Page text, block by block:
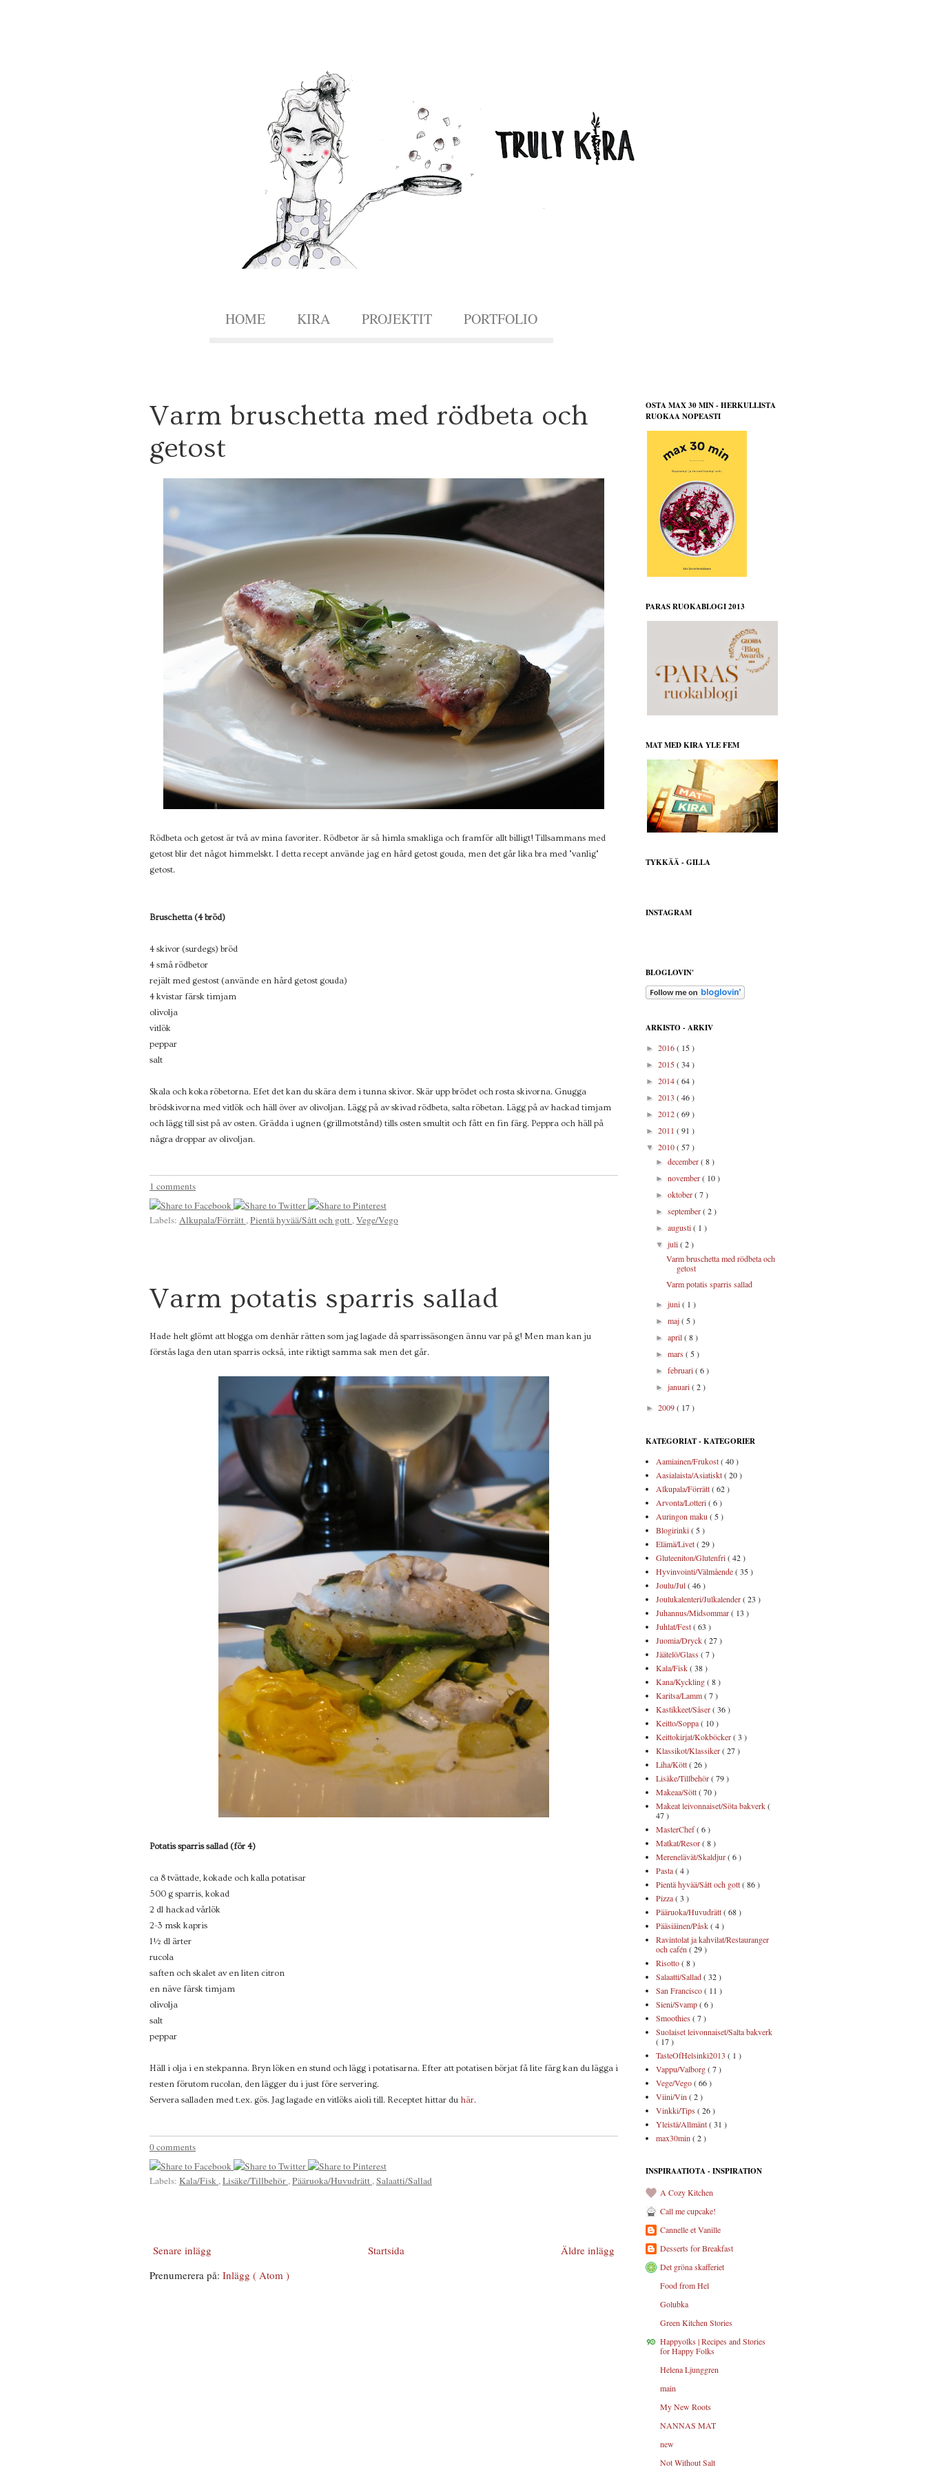
HOME KIRA PROJEKTIT PORTFOLIO
Varm bruschetta med rödbeta och
getost
Rödbeta och getost är två av mina favoriter. Rödbetor är så himla smakliga och framför allt billigt! Tillsammans med
getost blir det något himmelskt. I detta recept använde jag en hård getost gouda, men det går lika bra med "vanlig"
getost.
Bruschetta (4 bröd)
4 skivor (surdegs) bröd
4 små rödbetor
rejält med gestost (använde en hård getost gouda)
4 kvistar färsk timjam
olivolja
vitlök
peppar
salt
Skala och koka röbetorna. Efet det kan du skära dem i tunna skivor. Skär upp brödet och rosta skivorna. Gnugga
brödskivorna med vitlök och häll över av olivoljan. Lägg på av skivad rödbeta, salta röbetan. Lägg på av hackad timjam
och lägg till sist på av osten. Grädda i ugnen (grillmotstånd) tills osten smultit och fått en fin färg. Peppra och häll på
några droppar av olivoljan.
1 comments
Labels: Alkupala/Förrätt ,Pientä hyvää/Sått och gott ,Vege/Vego
Varm potatis sparris sallad
Hade helt glömt att blogga om denhär rätten som jag lagade då sparrissäsongen ännu var på g! Men man kan ju
förstås laga den utan sparris också, inte riktigt samma sak men det går.
Potatis sparris sallad (för 4)
ca 8 tvättade, kokade och kalla potatisar
500 g sparris, kokad
2 dl hackad vårlök
2-3 msk kapris
1½ dl ärter
rucola
saften och skalet av en liten citron
en näve färsk timjam
olivolja
salt
peppar
Häll i olja i en stekpanna. Bryn löken en stund och lägg i potatisarna. Efter att potatisen börjat få lite färg kan du lägga i
resten förutom rucolan, den lägger du i just före servering.
Servera salladen med t.ex. gös. Jag lagade en vitlöks aioli till. Receptet hittar du här.
0 comments
Labels: Kala/Fisk ,Lisäke/Tillbehör ,Pääruoka/Huvudrätt ,Salaatti/Sallad
Senare inlägg Äldre inlägg
Startsida
Prenumerera på: Inlägg ( Atom )
OSTA MAX 30 MIN - HERKULLISTA
RUOKAA NOPEASTI
PARAS RUOKABLOGI 2013
MAT MED KIRA YLE FEM
TYKKÄÄ - GILLA
INSTAGRAM
BLOGLOVIN'
ARKISTO - ARKIV
► 2016( 15 )
► 2015( 34 )
► 2014( 64 )
► 2013 ( 46 )
► 2012( 69 )
► 2011 ( 91 )
▼ 2010( 57 )
►december( 8 )
►november( 10 )
►oktober( 7 )
►september( 2 )
►augusti( 1 )
▼juli( 2 )
Varm bruschetta med rödbeta och
getost
Varm potatis sparris sallad
►juni( 1 )
►maj( 5 )
►april( 8 )
►mars( 5 )
►februari( 6 )
►januari( 2 )
► 2009( 17 )
KATEGORIAT - KATEGORIER
Aamiainen/Frukost( 40 )
Aasialaista/Asiatiskt( 20 )
Alkupala/Förrätt( 62 )
Arvonta/Lotteri( 6 )
Auringon maku ( 5 )
Blogirinki( 5 )
Elämä/Livet( 29 )
Gluteeniton/Glutenfri( 42 )
Hyvinvointi/Välmående( 35 )
Joulu/Jul( 46 )
Joulukalenteri/Julkalender( 23 )
Juhannus/Midsommar( 13 )
Juhlat/Fest( 63 )
Juomia/Dryck( 27 )
Jäätelö/Glass ( 7 )
Kala/Fisk( 38 )
Kana/Kyckling( 8 )
Karitsa/Lamm( 7 )
Kastikkeet/Såser( 36 )
Keitto/Soppa( 10 )
Keittokirjat/Kokböcker( 3 )
Klassikot/Klassiker( 27 )
Liha/Kött( 26 )
Lisäke/Tillbehör( 79 )
Makeaa/Sött( 70 )
Makeat leivonnaiset/Söta bakverk(
47 )
MasterChef( 6 )
Matkat/Resor( 8 )
Merenelävät/Skaldjur( 6 )
Pasta( 4 )
Pientä hyvää/Sått och gott( 86 )
Pizza( 3 )
Pääruoka/Huvudrätt( 68 )
Pääsiäinen/Påsk( 4 )
Ravintolat ja kahvilat/Restauranger
och cafén ( 29 )
Risotto( 8 )
Salaatti/Sallad( 32 )
San Francisco( 11 )
Sieni/Svamp( 6 )
Smoothies ( 7 )
Suolaiset leivonnaiset/Salta bakverk
( 17 )
TasteOfHelsinki2013 ( 1 )
Vappu/Valborg( 7 )
Vege/Vego( 66 )
Viini/Vin ( 2 )
Vinkki/Tips ( 26 )
Yleistä/Allmänt( 31 )
max30min ( 2 )
INSPIRAATIOTA - INSPIRATION
A Cozy Kitchen
Call me cupcake!
Cannelle et Vanille
Desserts for Breakfast
Det gröna skafferiet
Food from Hel
Golubka
Green Kitchen Stories
Happyolks | Recipes and Stories
for Happy Folks
Helena Ljunggren
main
My New Roots
NANNAS MAT
new
Not Without Salt